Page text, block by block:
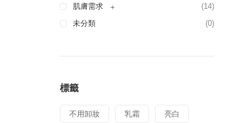
肌膚需求
+
(14)
未分類
(0)
標籤
不用卸妝 乳霜 亮白